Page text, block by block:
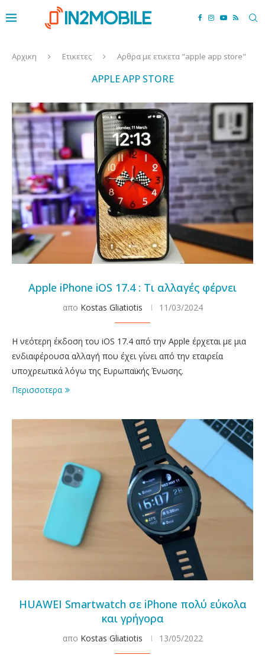
Αρχικη Ετικετες Αρθρα με ετικετα "apple app store"
APPLE APP STORE
Apple iPhone iOS 17.4 : Tι αλλαγές φέρνει
απο Kostas Gliatiotis 11/03/2024
Η νεότερη έκδοση του iOS 17.4 από την Apple έρχεται με μια
ενδιαφέρουσα αλλαγή που έχει γίνει από την εταιρεία
υποχρεωτικά λόγω της Ευρωπαϊκής Ένωσης.
Περισσοτερα
HUAWEI Smartwatch σε iPhone πολύ εύκολα
και γρήγορα
απο Kostas Gliatiotis 13/05/2022